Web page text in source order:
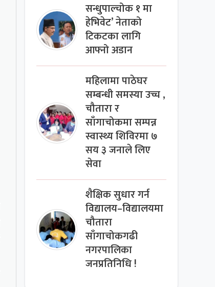
सन्धुपाल्चोक १ मा
हेभिवेट’ नेताको
टिकटका लागि
आफ्नो अडान
महिलामा पाठेघर
सम्बन्धी समस्या उच्च ,
चौतारा र
साँगाचोकमा सम्पन्न
स्वास्थ्य शिविरमा ७
सय ३ जनाले लिए
सेवा
शैक्षिक सुधार गर्न
विद्यालय–विद्यालयमा
चौतारा
साँगाचोकगढी
नगरपालिका
जनप्रतिनिधि !